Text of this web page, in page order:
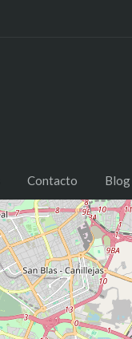
Contacto Blog